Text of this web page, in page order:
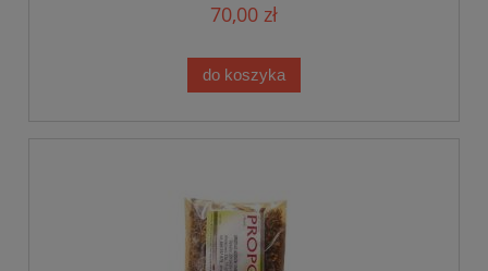
70,00 zł
do koszyka